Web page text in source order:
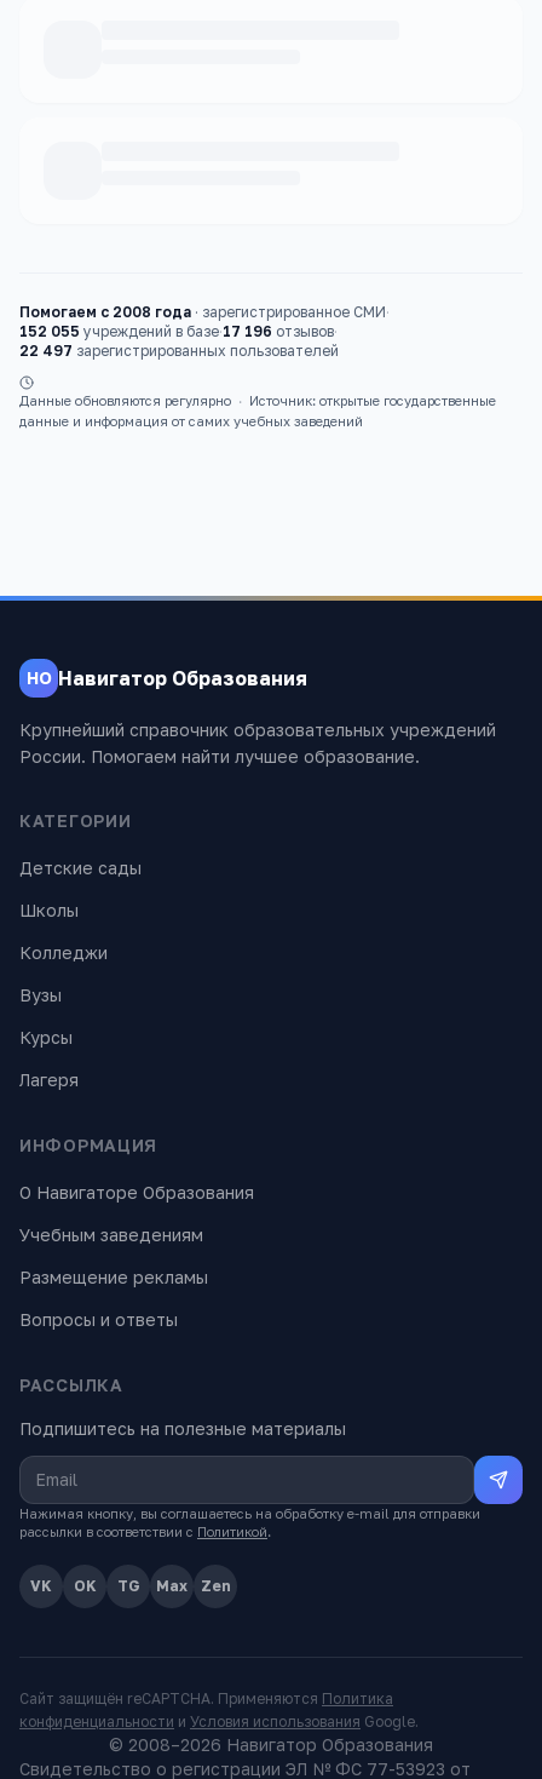
Помогаем с 2008 года · зарегистрированное СМИ·
152 055 учреждений в базе·17 196 отзывов·
22 497 зарегистрированных пользователей
Данные обновляются регулярно ·
Источник: открытые государственные
данные и информация от самих учебных заведений
НО Навигатор Образования
Крупнейший справочник образовательных учреждений
России. Помогаем найти лучшее образование.
КАТЕГОРИИ
Детские сады
Школы
Колледжи
Вузы
Курсы
Лагеря
ИНФОРМАЦИЯ
О Навигаторе Образования
Учебным заведениям
Размещение рекламы
Вопросы и ответы
РАССЫЛКА
Подпишитесь на полезные материалы
Нажимая кнопку, вы соглашаетесь на обработку e-mail для отправки
рассылки в соответствии с Политикой.
VK OK TG Max Zen
Сайт защищён reCAPTCHA. Применяются Политика
конфиденциальности и Условия использования Google.
© 2008–2026 Навигатор Образования
Свидетельство о регистрации ЭЛ № ФС 77-53923 от